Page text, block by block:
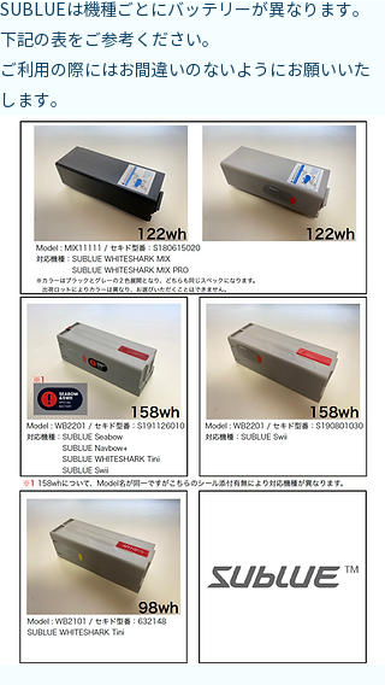
SUBLUEは機種ごとにバッテリーが異なります。
下記の表をご参考ください。
ご利用の際にはお間違いのないようにお願いいた
します。